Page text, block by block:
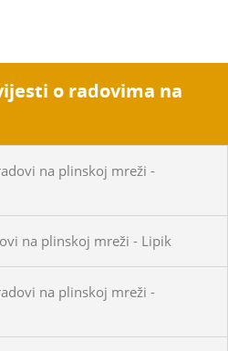
o radovima na
na plinskoj mreži -
na plinskoj mreži - Lipik
na plinskoj mreži -